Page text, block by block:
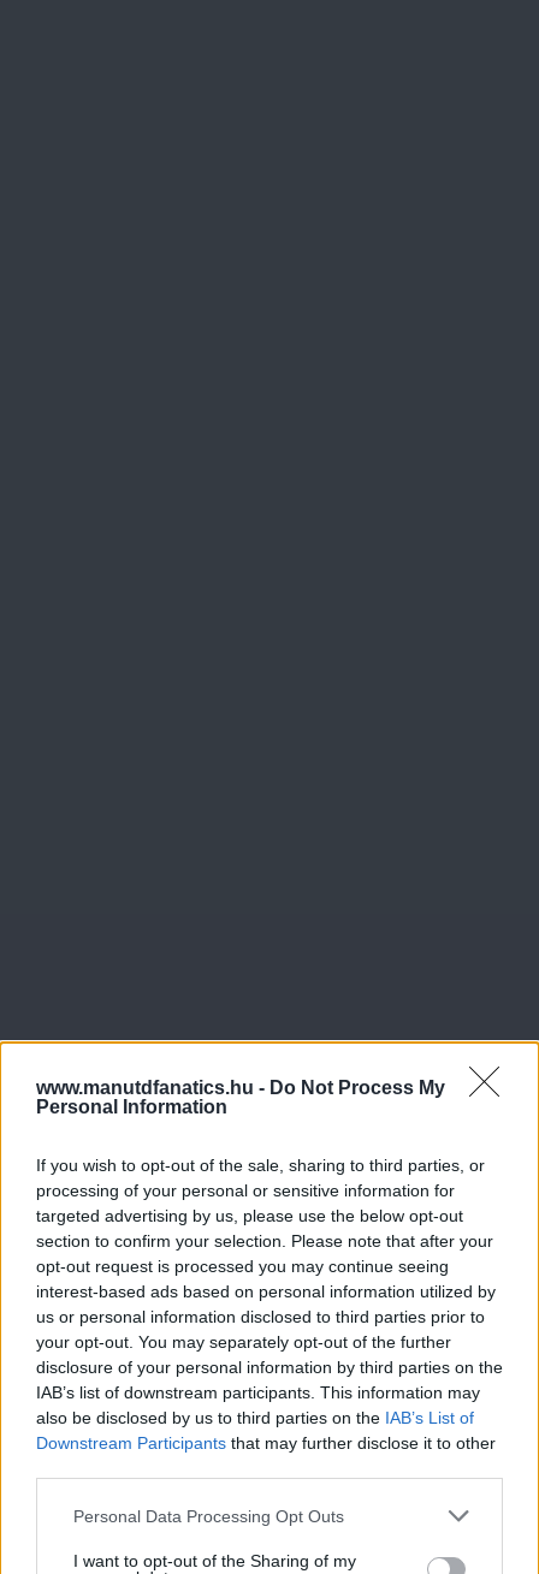
www.manutdfanatics.hu - Do Not Process My
Personal Information
If you wish to opt-out of the sale, sharing to third parties, or
processing of your personal or sensitive information for
targeted advertising by us, please use the below opt-out
section to confirm your selection. Please note that after your
opt-out request is processed you may continue seeing
interest-based ads based on personal information utilized by
us or personal information disclosed to third parties prior to
your opt-out. You may separately opt-out of the further
disclosure of your personal information by third parties on the
IAB’s list of downstream participants. This information may
also be disclosed by us to third parties on the IAB’s List of
Downstream Participants that may further disclose it to other
Please note that this website/app uses one or more Google
not limited to your visit or usage behaviour. You may click to
Personal Data Processing Opt Outs
I want to opt-out of the Sharing of my